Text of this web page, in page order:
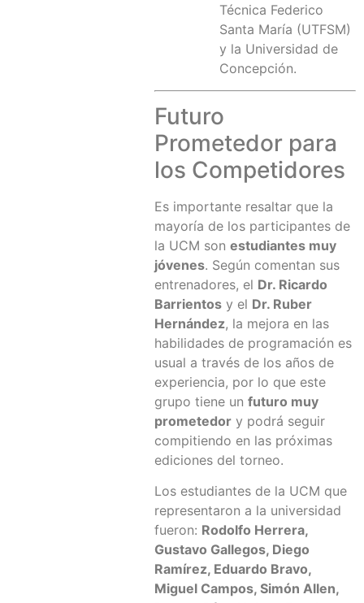
Técnica Federico
Santa María (UTFSM)
y la Universidad de
Concepción.
Futuro
Prometedor para
los Competidores
Es importante resaltar que la
mayoría de los participantes de
la UCM son estudiantes muy
jóvenes. Según comentan sus
entrenadores, el Dr. Ricardo
Barrientos y el Dr. Ruber
Hernández, la mejora en las
habilidades de programación es
usual a través de los años de
experiencia, por lo que este
grupo tiene un futuro muy
prometedor y podrá seguir
compitiendo en las próximas
ediciones del torneo.
Los estudiantes de la UCM que
representaron a la universidad
fueron: Rodolfo Herrera,
Gustavo Gallegos, Diego
Ramírez, Eduardo Bravo,
Miguel Campos, Simón Allen,